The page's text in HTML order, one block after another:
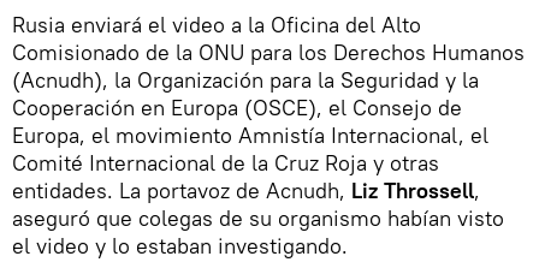
Rusia enviará el video a la Oficina del Alto
Comisionado de la ONU para los Derechos Humanos
(Acnudh), la Organización para la Seguridad y la
Cooperación en Europa (OSCE), el Consejo de
Europa, el movimiento Amnistía Internacional, el
Comité Internacional de la Cruz Roja y otras
entidades. La portavoz de Acnudh, Liz Throssell,
aseguró que colegas de su organismo habían visto
el video y lo estaban investigando.